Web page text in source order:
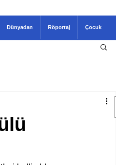
Dünyadan Röportaj Çocuk